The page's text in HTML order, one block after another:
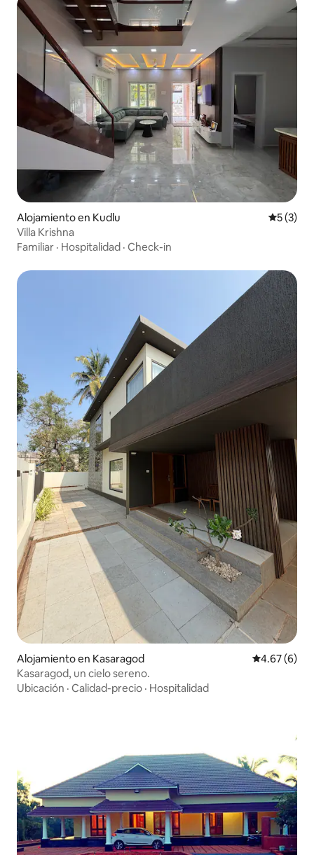
Alojamiento en Kudlu
5 (3)
Villa Krishna
Familiar · Hospitalidad · Check-in
Alojamiento en Kasaragod Calificación
4.67 (6)
Kasaragod, un cielo sereno.
Ubicación · Calidad-precio · Hospitalidad